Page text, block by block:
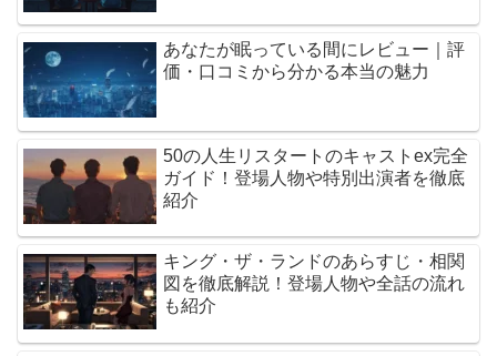
あなたが眠っている間にレビュー｜評
価・口コミから分かる本当の魅力
50の人生リスタートのキャストex完全
ガイド！登場人物や特別出演者を徹底
紹介
キング・ザ・ランドのあらすじ・相関
図を徹底解説！登場人物や全話の流れ
も紹介